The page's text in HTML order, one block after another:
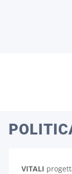
VITALI